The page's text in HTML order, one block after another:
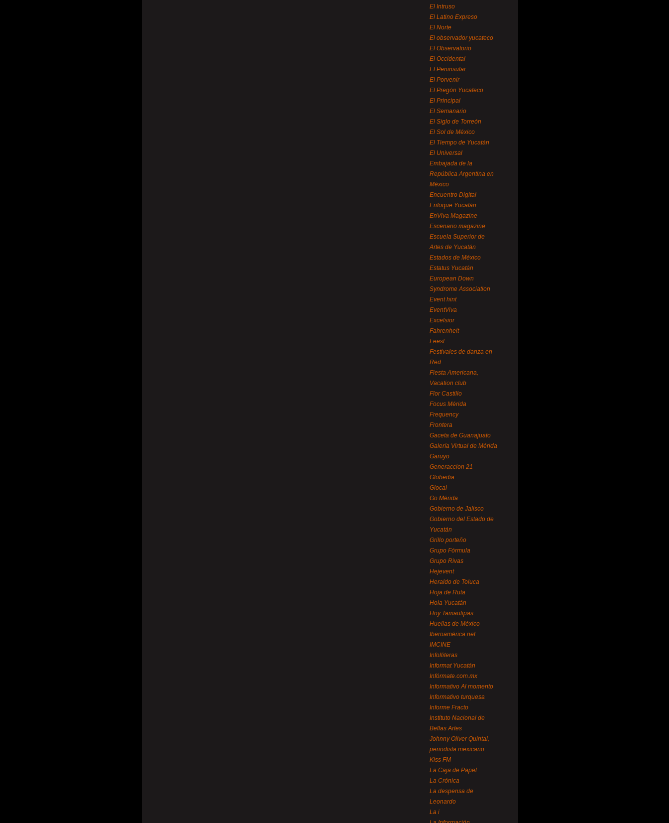
El Intruso
El Latino Expreso
El Norte
El observador yucateco
El Observatorio
El Occidental
El Peninsular
El Porvenir
El Pregón Yucateco
El Principal
El Semanario
El Siglo de Torreón
El Sol de México
El Tiempo de Yucatán
El Universal
Embajada de la
República Argentina en
México
Encuentro Digital
Enfoque Yucatán
EnViva Magazine
Escenario magazine
Escuela Superior de
Artes de Yucatán
Estados de México
Estatus Yucatán
European Down
Syndrome Association
Event hint
EventViva
Excelsior
Fahrenheit
Feest
Festivales de danza en
Red
Fiesta Americana,
Vacation club
Flor Castillo
Focus Mérida
Frequency
Frontera
Gaceta de Guanajuato
Galería Virtual de Mérida
Garuyo
Generaccion 21
Globedia
Glocal
Go Mérida
Gobierno de Jalisco
Gobierno del Estado de
Yucatán
Grillo porteño
Grupo Fórmula
Grupo Rivas
Hejevent
Heraldo de Toluca
Hoja de Ruta
Hola Yucatán
Hoy Tamaulipas
Huellas de México
Iberoamérica.net
IMCINE
Infolliteras
Informat Yucatán
Infórmate.com.mx
Informativo Al momento
Informativo turquesa
Informe Fracto
Instituto Nacional de
Bellas Artes
Johnny Oliver Quintal,
periodista mexicano
Kiss FM
La Caja de Papel
La Crónica
La despensa de
Leonardo
La i